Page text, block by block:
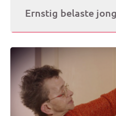
Ernstig belaste